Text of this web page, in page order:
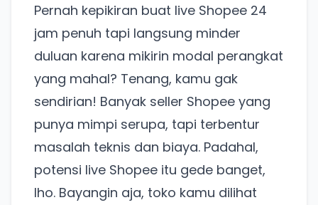
Pernah kepikiran buat live Shopee 24
jam penuh tapi langsung minder
duluan karena mikirin modal perangkat
yang mahal? Tenang, kamu gak
sendirian! Banyak seller Shopee yang
punya mimpi serupa, tapi terbentur
masalah teknis dan biaya. Padahal,
potensi live Shopee itu gede banget,
lho. Bayangin aja, toko kamu dilihat